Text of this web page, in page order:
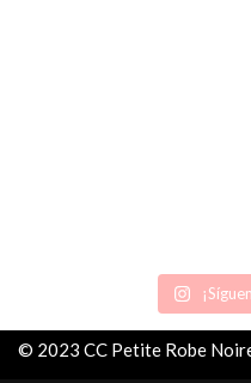
© 2023 CC Petite Robe